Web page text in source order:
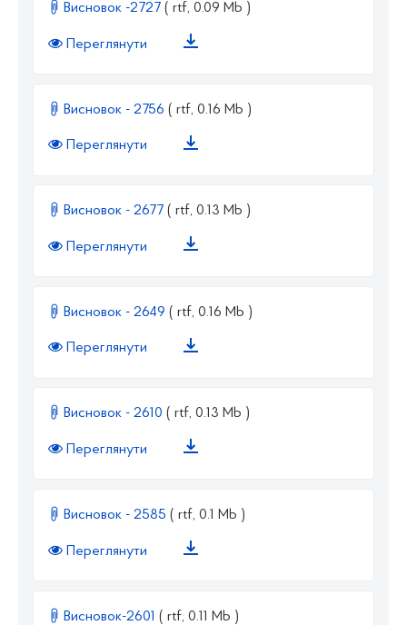
Висновок -2727 ( rtf, 0.09 Mb )
Переглянути
Висновок - 2756 ( rtf, 0.16 Mb )
Переглянути
Висновок - 2677 ( rtf, 0.13 Mb )
Переглянути
Висновок - 2649 ( rtf, 0.16 Mb )
Переглянути
Висновок - 2610 ( rtf, 0.13 Mb )
Переглянути
Висновок - 2585 ( rtf, 0.1 Mb )
Переглянути
Висновок-2601 ( rtf, 0.11 Mb )